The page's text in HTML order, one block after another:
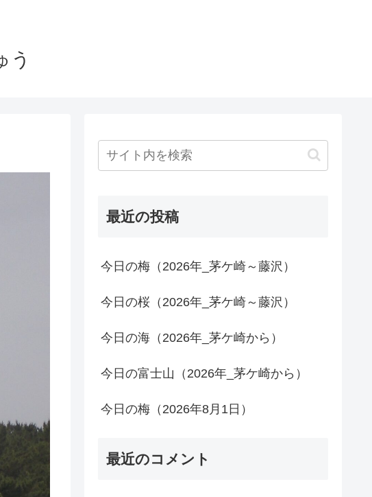
う
最近の投稿
今日の梅（2026年_茅ケ崎～藤沢）
今日の桜（2026年_茅ケ崎～藤沢）
今日の海（2026年_茅ケ崎から）
今日の富士山（2026年_茅ケ崎から）
今日の梅（2026年8月1日）
最近のコメント